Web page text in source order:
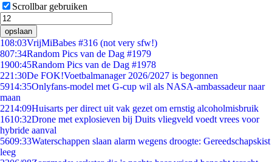
Scrollbar gebruiken
opslaan
108:03VrijMiBabes #316 (not very sfw!)
807:34Random Pics van de Dag #1979
1900:45Random Pics van de Dag #1978
221:30De FOK!Voetbalmanager 2026/2027 is begonnen
5914:35Onlyfans-model met G-cup wil als NASA-ambassadeur naar
maan
2214:09Huisarts per direct uit vak gezet om ernstig alcoholmisbruik
1610:32Drone met explosieven bij Duits vliegveld voedt vrees voor
hybride aanval
5609:33Waterschappen slaan alarm wegens droogte: Gereedschapskist
leeg